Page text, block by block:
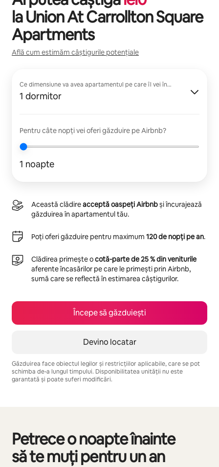
laUnion At Carrollton Square
Apartments
Află cum estimăm câștigurile potențiale
Ce dimensiune va avea apartamentul pe care îl vei închiria?
1 dormitor
Pentru câte nopți vei oferi găzduire pe Airbnb?
1 noapte
Această clădireacceptă oaspeți Airbnbși încurajează
găzduirea în apartamentul tău.
Poți oferi găzduire pentru maximum 120 de nopți pe an.
Clădirea primește ocotă-parte de 25 % din veniturile
aferente încasărilor pe care le primești prin Airbnb,
sumă care se reflectă în estimarea câștigurilor.
Începe să găzduiești
Devino locatar
Găzduirea face obiectul legilor și restricțiilor aplicabile, care se pot
schimba de-a lungul timpului. Disponibilitatea unității nu este
garantată și poate suferi modificări.
Petrece o noapte înainte
să te muți pentru un an
Se afișează 0 din 0 elemente